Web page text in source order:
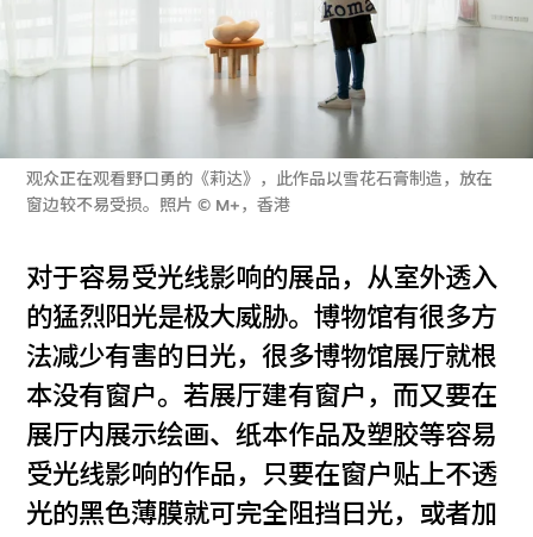
观众正在观看野口勇的《莉达》，此作品以雪花石膏制造，放在
窗边较不易受损。照片 © M+，香港
对于容易受光线影响的展品，从室外透入
的猛烈阳光是极大威胁。博物馆有很多方
法减少有害的日光，很多博物馆展厅就根
本没有窗户。若展厅建有窗户，而又要在
展厅内展示绘画、纸本作品及塑胶等容易
受光线影响的作品，只要在窗户贴上不透
光的黑色薄膜就可完全阻挡日光，或者加